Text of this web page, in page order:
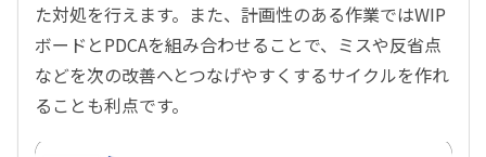
た対処を行えます。また、計画性のある作業ではWIP
ボードとPDCAを組み合わせることで、ミスや反省点
などを次の改善へとつなげやすくするサイクルを作れ
ることも利点です。